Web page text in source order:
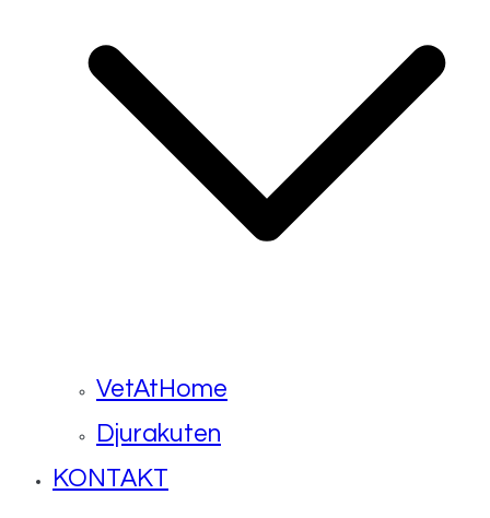
VetAtHome
Djurakuten
KONTAKT